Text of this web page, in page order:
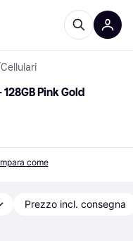
Cellulari
Pink Gold
come
Prezzo incl. consegna